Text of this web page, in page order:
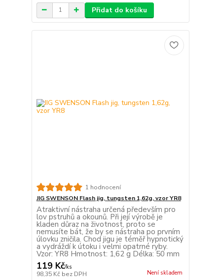
Přidat do košíku
1 hodnocení
JIG SWENSON Flash jig, tungsten 1,62g, vzor YR8
Atraktivní nástraha určená především pro
lov pstruhů a okounů. Při její výrobě je
kladen důraz na životnost, proto se
nemusíte bát, že by se nástraha po prvním
úlovku zničila. Chod jigu je téměř hypnotický
a vydráždí k útoku i velmi opatrné ryby.
Vzor: YR8 Hmotnost: 1,62 g Délka: 50 mm
119 Kč/ks
98,35 Kč bez DPH Není skladem